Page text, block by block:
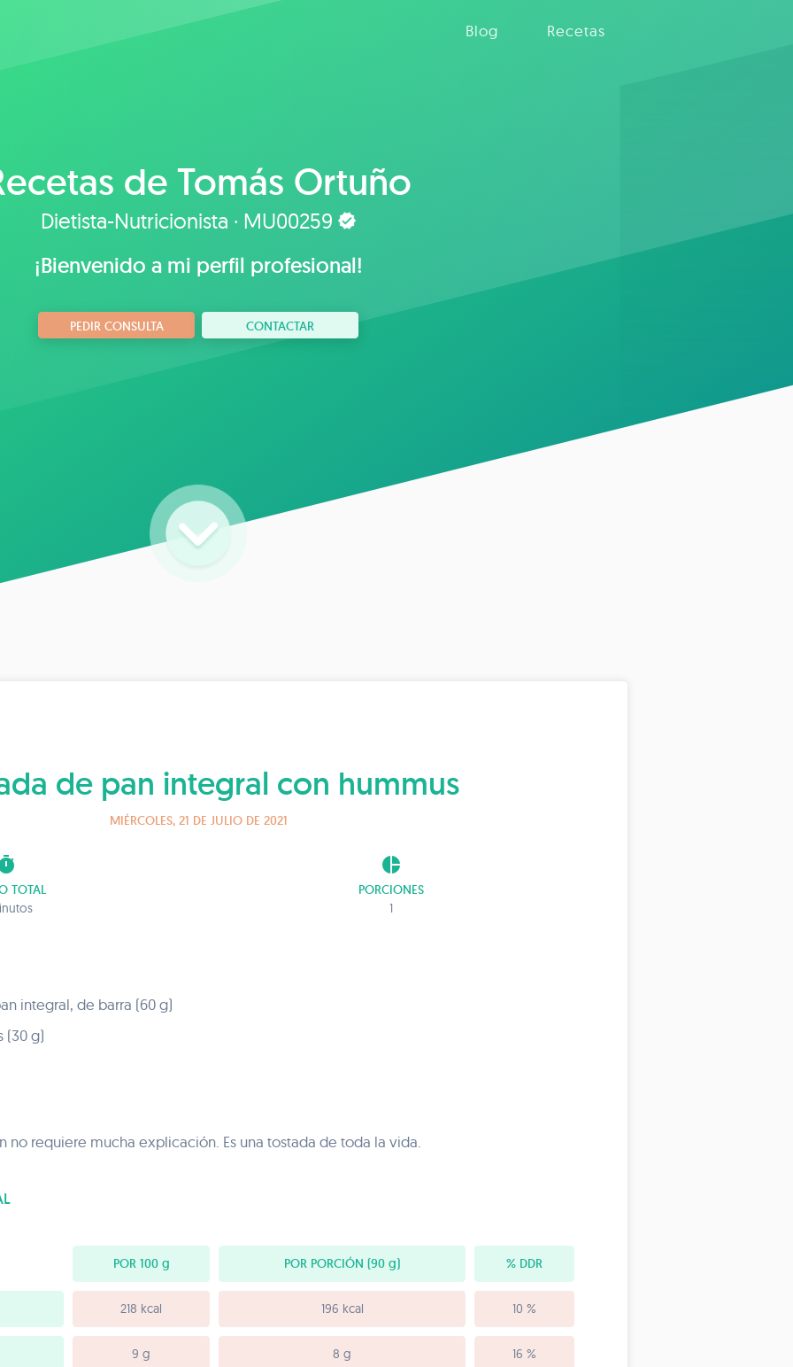
Blog Recetas
de Tomás Ortuño
Dietista-Nutricionista · MU00259
¡Bienvenido a mi perfil profesional!
PEDIR CONSULTA CONTACTAR
de pan integral con hummus
MIÉRCOLES, 21 DE JULIO DE 2021
TOTAL
pie_chart
PORCIONES
1
integral, de barra (60 g)
(30 g)
no requiere mucha explicación. Es una tostada de toda la vida.
POR 100 g POR PORCIÓN (90 g) % DDR
218 kcal 196 kcal 10 %
9 g 8 g 16 %